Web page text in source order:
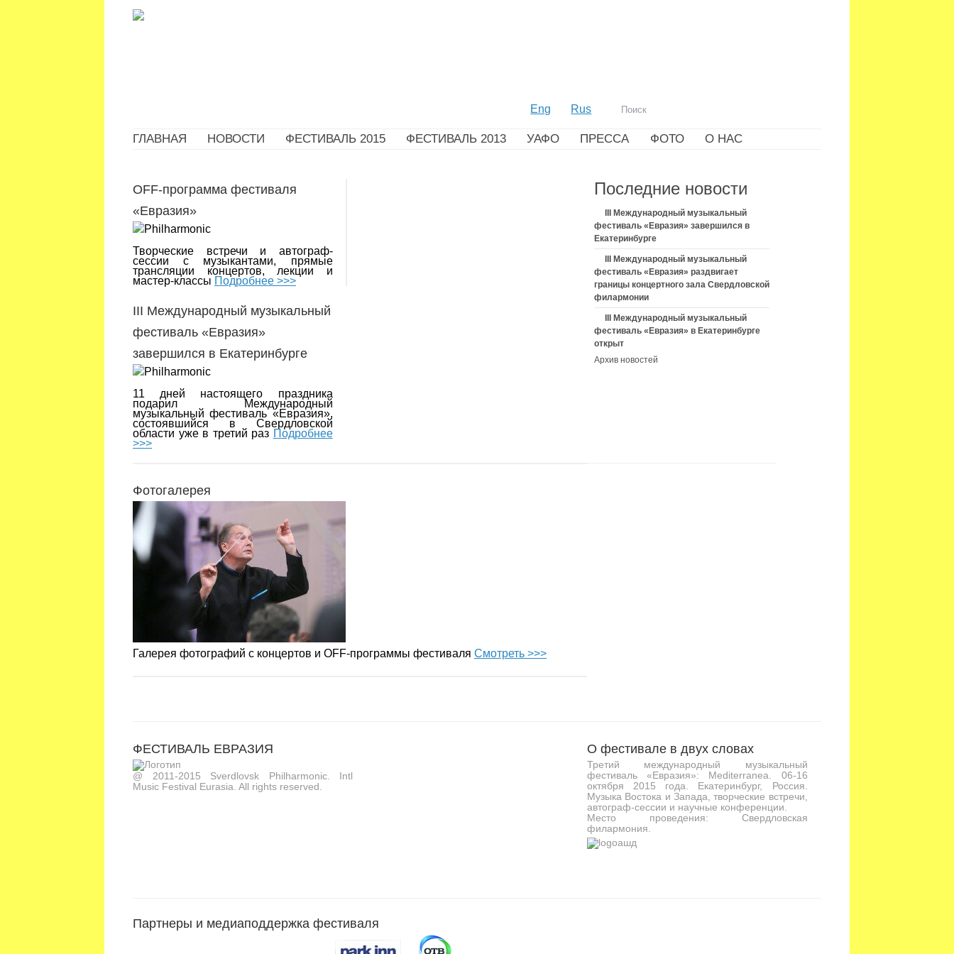
Eng Rus
ГЛАВНАЯ НОВОСТИ ФЕСТИВАЛЬ 2015 ФЕСТИВАЛЬ 2013 УАФО ПРЕССА ФОТО О НАС
OFF-программа фестиваля
«Евразия»
Творческие встречи и автограф-
сессии с музыкантами, прямые
трансляции концертов, лекции и
мастер-классы Подробнее >>>
III Международный музыкальный
фестиваль «Евразия»
завершился в Екатеринбурге
11 дней настоящего праздника
подарил Международный
музыкальный фестиваль «Евразия»,
состоявшийся в Свердловской
области уже в третий раз Подробнее
>>>
Фотогалерея
Галерея фотографий с концертов и OFF-программы фестиваля Смотреть >>>
Последние новости
III Международный музыкальный
фестиваль «Евразия» завершился в
Екатеринбурге
III Международный музыкальный
фестиваль «Евразия» раздвигает
границы концертного зала Свердловской
филармонии
III Международный музыкальный
фестиваль «Евразия» в Екатеринбурге
открыт
Архив новостей
ФЕСТИВАЛЬ ЕВРАЗИЯ
@ 2011-2015 Sverdlovsk Philharmonic. Intl
Music Festival Eurasia. All rights reserved.
О фестивале в двух словах
Третий международный музыкальный
фестиваль «Евразия»: Mediterranea. 06-16
октября 2015 года. Екатеринбург, Россия.
Музыка Востока и Запада, творческие встречи,
автограф-сессии и научные конференции.
Место проведения: Свердловская
филармония.
Партнеры и медиаподдержка фестиваля